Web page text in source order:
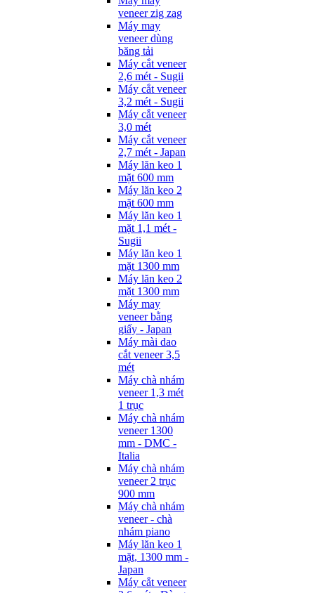
veneer zig zag
Máy may
veneer dùng
băng tải
Máy cắt veneer
2,6 mét - Sugii
Máy cắt veneer
3,2 mét - Sugii
Máy cắt veneer
3,0 mét
Máy cắt veneer
2,7 mét - Japan
Máy lăn keo 1
mặt 600 mm
Máy lăn keo 2
mặt 600 mm
Máy lăn keo 1
mặt 1,1 mét -
Sugii
Máy lăn keo 1
mặt 1300 mm
Máy lăn keo 2
mặt 1300 mm
Máy may
veneer bằng
giấy - Japan
Máy mài dao
cắt veneer 3,5
mét
Máy chà nhám
veneer 1,3 mét
1 trục
Máy chà nhám
veneer 1300
mm - DMC -
Italia
Máy chà nhám
veneer 2 trục
900 mm
Máy chà nhám
veneer - chà
nhám piano
Máy lăn keo 1
mặt, 1300 mm -
Japan
Máy cắt veneer